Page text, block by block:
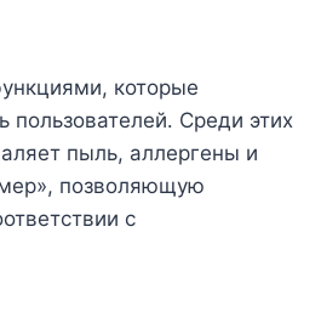
которые
Среди этих
пыль, аллергены и
позволяющую
с